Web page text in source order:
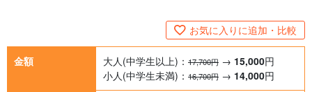
お気に入りに追加・比較
金額 大人(中学生以上)： 17,700円 → 15,000円
小人(中学生未満)： 16,700円 → 14,000円